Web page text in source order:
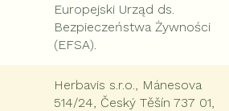
Europejski Urząd ds.
Bezpieczeństwa Żywności
(EFSA).
Herbavis s.r.o., Mánesova
514/24, Český Těšín 737 01,